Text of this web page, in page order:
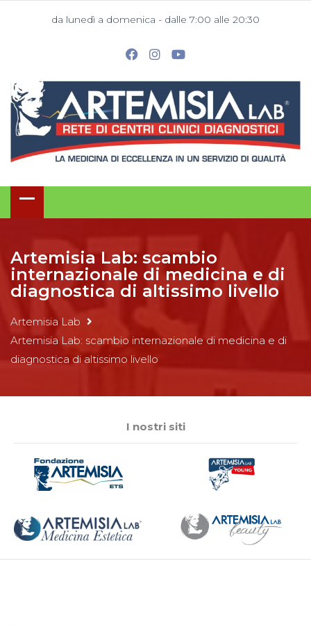
da lunedì a domenica - dalle 7:00 alle 20:30
Artemisia Lab: scambio
internazionale di medicina e di
diagnostica di altissimo livello
Artemisia Lab
Artemisia Lab: scambio internazionale di medicina e di
diagnostica di altissimo livello
I nostri siti